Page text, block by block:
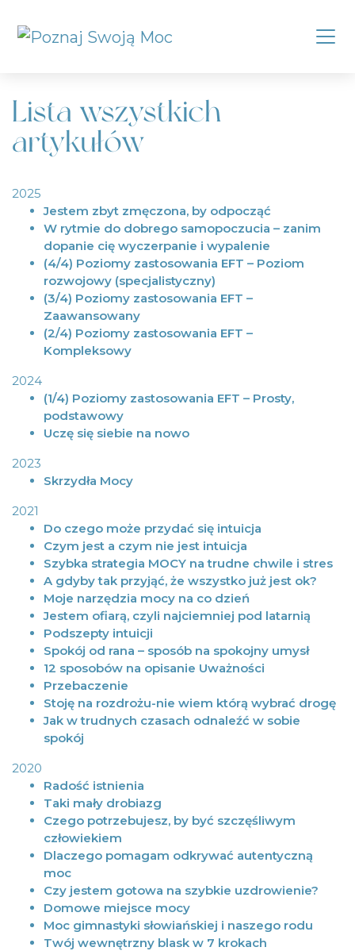
Lista wszystkich
artykułów
2025
Jestem zbyt zmęczona, by odpocząć
W rytmie do dobrego samopoczucia – zanim
dopanie cię wyczerpanie i wypalenie
(4/4) Poziomy zastosowania EFT – Poziom
rozwojowy (specjalistyczny)
(3/4) Poziomy zastosowania EFT –
Zaawansowany
(2/4) Poziomy zastosowania EFT –
Kompleksowy
2024
(1/4) Poziomy zastosowania EFT – Prosty,
podstawowy
Uczę się siebie na nowo
2023
Skrzydła Mocy
2021
Do czego może przydać się intuicja
Czym jest a czym nie jest intuicja
Szybka strategia MOCY na trudne chwile i stres
A gdyby tak przyjąć, że wszystko już jest ok?
Moje narzędzia mocy na co dzień
Jestem ofiarą, czyli najciemniej pod latarnią
Podszepty intuicji
Spokój od rana – sposób na spokojny umysł
12 sposobów na opisanie Uważności
Przebaczenie
Stoję na rozdrożu-nie wiem którą wybrać drogę
Jak w trudnych czasach odnaleźć w sobie
spokój
2020
Radość istnienia
Taki mały drobiazg
Czego potrzebujesz, by być szczęśliwym
człowiekiem
Dlaczego pomagam odkrywać autentyczną
moc
Czy jestem gotowa na szybkie uzdrowienie?
Domowe miejsce mocy
Moc gimnastyki słowiańskiej i naszego rodu
Twój wewnętrzny blask w 7 krokach